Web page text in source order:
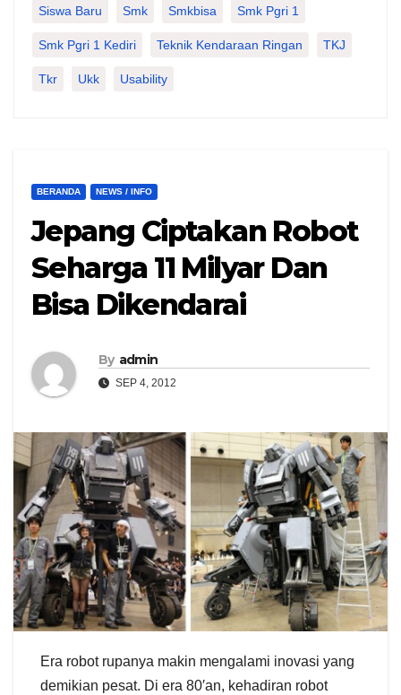
Siswa Baru Smk Smkbisa Smk Pgri 1
Smk Pgri 1 Kediri Teknik Kendaraan Ringan TKJ
Tkr Ukk Usability
BERANDA NEWS / INFO
Jepang Ciptakan Robot
Seharga 11 Milyar Dan
Bisa Dikendarai
By admin
SEP 4, 2012
Era robot rupanya makin mengalami inovasi yang
demikian pesat. Di era 80′an, kehadiran robot